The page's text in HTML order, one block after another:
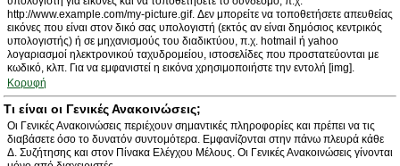
http://www.example.com/my-picture.gif. Δεν μπορείτε να τοποθετήσετε απευθείας
εικόνες που είναι στον δικό σας υπολογιστή (εκτός αν είναι δημόσιος κεντρικός
υπολογιστής) ή σε μηχανισμούς του διαδικτύου, π.χ. hotmail ή yahoo
λογαριασμοί ηλεκτρονικού ταχυδρομείου, ιστοσελίδες που προστατεύονται με
κωδικό, κλπ. Για να εμφανιστεί η εικόνα χρησιμοποιήστε την εντολή [img].
Κορυφή
Τι είναι οι Γενικές Ανακοινώσεις;
Οι Γενικές Ανακοινώσεις περιέχουν σημαντικές πληροφορίες και πρέπει να τις
διαβάσετε όσο το δυνατόν συντομότερα. Εμφανίζονται στην πάνω πλευρά κάθε
Δ. Συζήτησης και στον Πίνακα Ελέγχου Μέλους. Οι Γενικές Ανακοινώσεις γίνονται